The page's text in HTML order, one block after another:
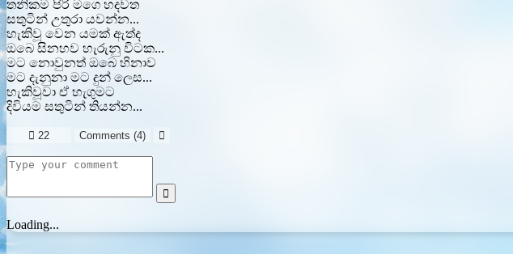
තනිකම පිරි මගෙ හදවත
සතුටින් උතුරා යවන්න...
හැකිවූ වෙන යමක් ඇත්ද
ඔබෙ සිනහව හැරුනු විටක...
මට නොවුනත් ඔබෙ හිනාව
මට දැනුනා මට දුන් ලෙස...
හැකිවූවා ඒ හැගුමට
දිවියම සතුටින් තියන්න...
 22 Comments (4) 

Loading...